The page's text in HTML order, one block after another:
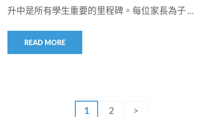
升中是所有學生重要的里程碑。每位家長為子 …
READ MORE
Page
1 Page
2 >